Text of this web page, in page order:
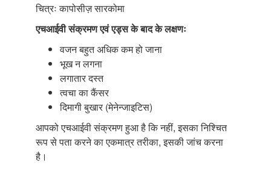
चित्रः कापोसीज़ सारकोमा
एचआईवी संक्रमण एवं एड्स के बाद के लक्षणः
वजन बहुत अधिक कम हो जाना
भूख न लगना
लगातार दस्त
त्वचा का कैंसर
दिमागी बुखार (मेनेन्जाइटिस)
आपको एचआईवी संक्रमण हुआ है कि नहीं, इसका निश्चित
रूप से पता करने का एकमात्र तरीका, इसकी जांच करना
है।